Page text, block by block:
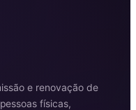
e renovação de
físicas,